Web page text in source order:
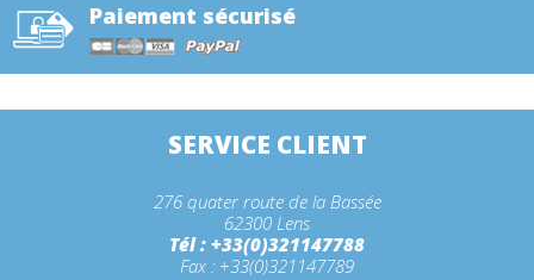
Paiement sécurisé
SERVICE CLIENT
276 quater route de la Bassée
62300 Lens
Tél : +33(0)321147788
Fax : +33(0)321147789